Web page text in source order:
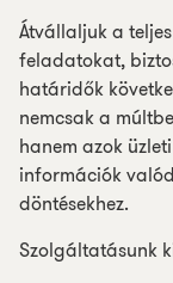
Átvállaljuk a
feladatokat,
határidők
nemcsak a
hanem azok
információk
döntésekhez.
Szolgáltatásunk